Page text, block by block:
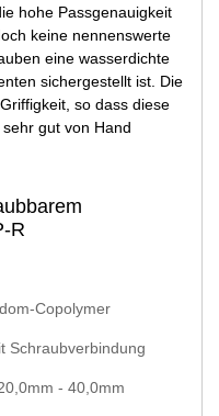
hohe Passgenauigkeit
keine nennenswerte
eine wasserdichte
sichergestellt ist. Die
so dass diese
gut von Hand
R
Copolymer
Schraubverbindung
- 40,0mm